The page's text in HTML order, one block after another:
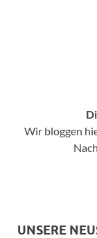
Wir bloggen
UNSERE